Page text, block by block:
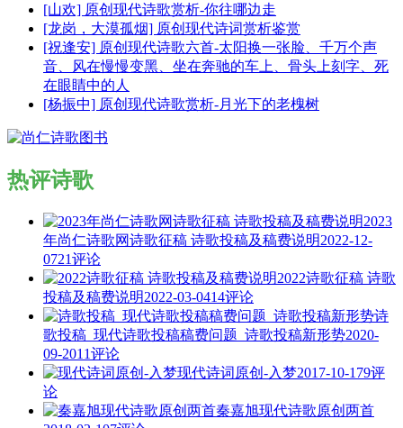
[山欢] 原创现代诗歌赏析-你往哪边走
[龙岗，大漠孤烟] 原创现代诗词赏析鉴赏
[祝逢安] 原创现代诗歌六首-太阳换一张脸、千万个声
音、风在慢慢变黑、坐在奔驰的车上、骨头上刻字、死
在眼睛中的人
[杨振中] 原创现代诗歌赏析-月光下的老槐树
热评诗歌
2023
年尚仁诗歌网诗歌征稿 诗歌投稿及稿费说明2022-12-
0721评论
2022诗歌征稿 诗歌
投稿及稿费说明2022-03-0414评论
诗
歌投稿_现代诗歌投稿稿费问题_诗歌投稿新形势2020-
09-2011评论
现代诗词原创-入梦2017-10-179评
论
秦嘉旭现代诗歌原创两首